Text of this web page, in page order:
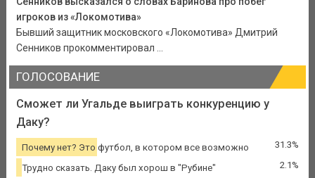
игроков из «Локомотива»
Бывший защитник московского «Локомотива» Дмитрий
Сенников прокомментировал ...
ГОЛОСОВАНИЕ
Сможет ли Угальде выиграть конкуренцию у
Даку?
Почему нет? Это футбол, в котором все возможно 31.3%
Трудно сказать. Даку был хорош в "Рубине" 2.1%